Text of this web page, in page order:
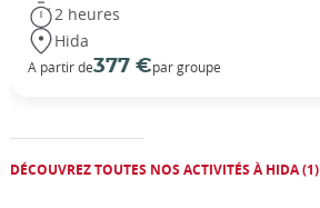
2 heures
Hida
A partir de377 €par groupe
DÉCOUVREZ TOUTES NOS ACTIVITÉS À HIDA (1)